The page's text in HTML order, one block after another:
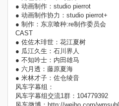
● 动画制作：studio pierrot
● 动画制作协力：studio pierrot+
● 制作：东京喰种:re制作委员会
CAST
● 佐佐木琲世：花江夏树
● 瓜江久生：石川界人
● 不知吟士：内田雄马
● 六月透：藤原夏海
● 米林才子：佐仓绫音
风车字幕组：
风车字幕组交流1群：104779392